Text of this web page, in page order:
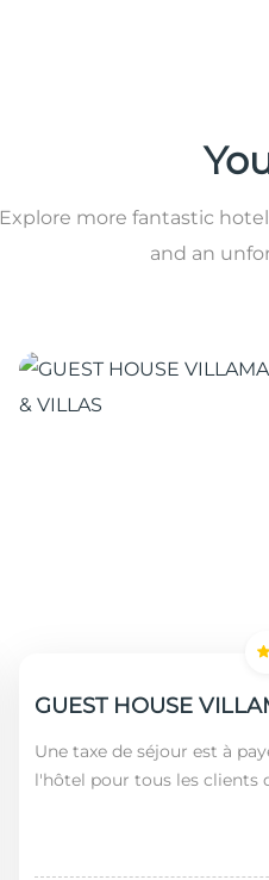
Explore more fantastic
and an
Une taxe de séjour est à
l'hôtel pour tous les clients